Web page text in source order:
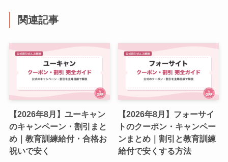
関連記事
【2026年8月】ユーキャン
のキャンペーン・割引まと
め｜教育訓練給付・合格お
祝いで安く
【2026年8月】フォーサイ
トのクーポン・キャンペー
ンまとめ｜割引と教育訓練
給付で安くする方法